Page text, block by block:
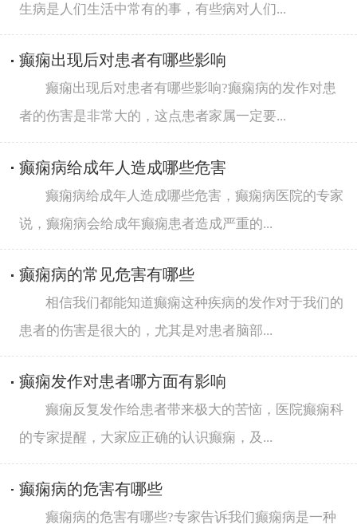
生病是人们生活中常有的事，有些病对人们...
癫痫出现后对患者有哪些影响
癫痫出现后对患者有哪些影响?癫痫病的发作对患
者的伤害是非常大的，这点患者家属一定要...
癫痫病给成年人造成哪些危害
癫痫病给成年人造成哪些危害，癫痫病医院的专家
说，癫痫病会给成年癫痫患者造成严重的...
癫痫病的常见危害有哪些
相信我们都能知道癫痫这种疾病的发作对于我们的
患者的伤害是很大的，尤其是对患者脑部...
癫痫发作对患者哪方面有影响
癫痫反复发作给患者带来极大的苦恼，医院癫痫科
的专家提醒，大家应正确的认识癫痫，及...
癫痫病的危害有哪些
癫痫病的危害有哪些?专家告诉我们癫痫病是一种